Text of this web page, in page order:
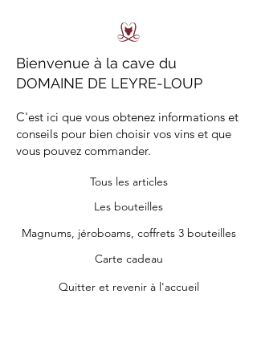
Bienvenue à la cave du
DOMAINE DE LEYRE-LOUP
C'est ici que vous obtenez informations et
conseils pour bien choisir vos vins et que
vous pouvez commander.
Tous les articles
Les bouteilles
Magnums, jéroboams, coffrets 3 bouteilles
Carte cadeau
Quitter et revenir à l'accueil